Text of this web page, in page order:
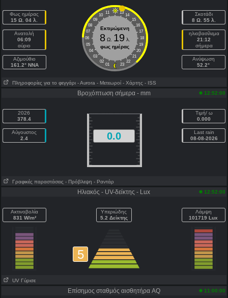
Φως ημέρας
15 Ω. 04 λ.
Ανατολή
06:09
αύριο
Aζιμούθιο
161.2° NNA
11 13
10
14
09
15
08
16
07
17
06
18
05
19
04
20
03
21
02
22
01 23
Εκτιμώμενη
8Ω. 19λ.
φως ημέρας
Σκοτάδι
8 Ω. 55 λ.
ηλιοβασίλεμα
21:12
σήμερα
Ανύψωση
52.2°
Πληροφορίες για το φεγγάρι - Αυrora - Μετεωροί - Χάρτης - ISS
Βροχόπτωση σήμερα - mm 12:52:00
2026
378.4
Αύγουστος
2.4
0.0
Τιμή/ ω
0.000
Last rain
08-08-2026
Γραφικές παραστάσεις - Πρόβλεψη - Ραντάρ
Ηλιακός - UV-δείκτης - Lux 12:52:00
Ακτινοβολία
831 W/m²
Υπεριώδης
5.2 Δείκτης
5
Λάμψη
101719 Lux
UV Γύρισε
Επίσημος σταθμός αισθητήρα AQ 11:00:00